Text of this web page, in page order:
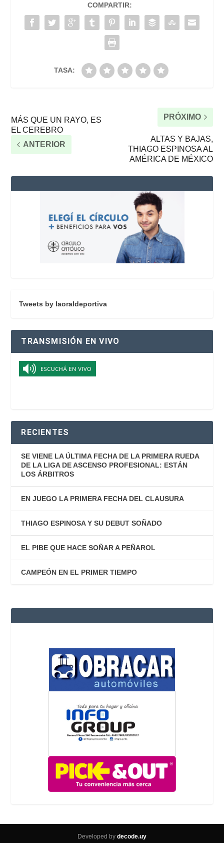
COMPARTIR:
TASA:
MÁS QUE UN RAYO, ES
EL CEREBRO
ANTERIOR
PRÓXIMO
ALTAS Y BAJAS,
THIAGO ESPINOSA AL
AMÉRICA DE MÉXICO
Tweets by laoraldeportiva
TRANSMISIÓN EN VIVO
RECIENTES
SE VIENE LA ÚLTIMA FECHA DE LA PRIMERA RUEDA
DE LA LIGA DE ASCENSO PROFESIONAL: ESTÁN
LOS ÁRBITROS
EN JUEGO LA PRIMERA FECHA DEL CLAUSURA
THIAGO ESPINOSA Y SU DEBUT SOÑADO
EL PIBE QUE HACE SOÑAR A PEÑAROL
CAMPEÓN EN EL PRIMER TIEMPO
Developed by decode.uy